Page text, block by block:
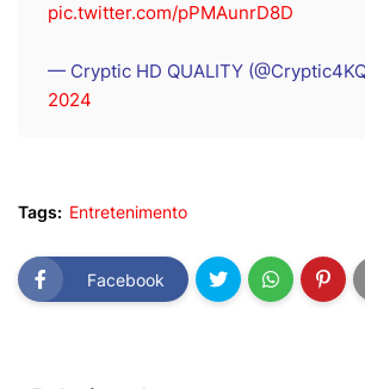
pic.twitter.com/pPMAunrD8D
— Cryptic HD QUALITY
2024
Tags: Entretenimento
Facebook